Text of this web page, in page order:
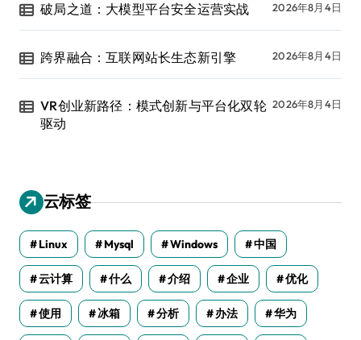
破局之道：大模型平台安全运营实战 2026年8月4日
跨界融合：互联网站长生态新引擎 2026年8月4日
VR创业新路径：模式创新与平台化双轮
驱动
2026年8月4日
云标签
Linux Mysql Windows 中国
云计算 什么 介绍 企业 优化
使用 冰箱 分析 办法 华为